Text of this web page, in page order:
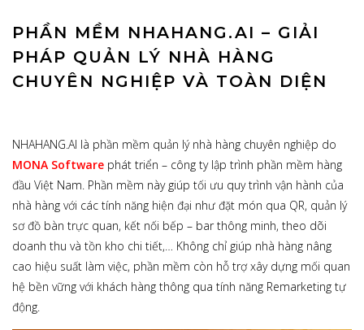
PHẦN MỀM NHAHANG.AI – GIẢI
PHÁP QUẢN LÝ NHÀ HÀNG
CHUYÊN NGHIỆP VÀ TOÀN DIỆN
NHAHANG.AI là phần mềm quản lý nhà hàng chuyên nghiệp do
MONA Software phát triển – công ty lập trình phần mềm hàng
đầu Việt Nam. Phần mềm này giúp tối ưu quy trình vận hành của
nhà hàng với các tính năng hiện đại như đặt món qua QR, quản lý
sơ đồ bàn trực quan, kết nối bếp – bar thông minh, theo dõi
doanh thu và tồn kho chi tiết,… Không chỉ giúp nhà hàng nâng
cao hiệu suất làm việc, phần mềm còn hỗ trợ xây dựng mối quan
hệ bền vững với khách hàng thông qua tính năng Remarketing tự
động.